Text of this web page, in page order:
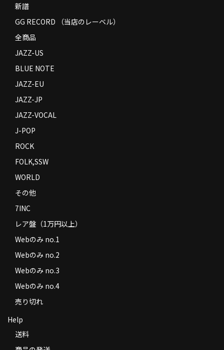
Contact
新譜
GG RECORD （当店のレーベル）
全商品
JAZZ-US
BLUE NOTE
JAZZ-EU
JAZZ-JP
JAZZ-VOCAL
J-POP
ROCK
FOLK,SSW
WORLD
その他
7INC
レア盤（1万円以上）
Webのみ no.1
Webのみ no.2
Webのみ no.3
Webのみ no.4
売り切れ
Help
送料